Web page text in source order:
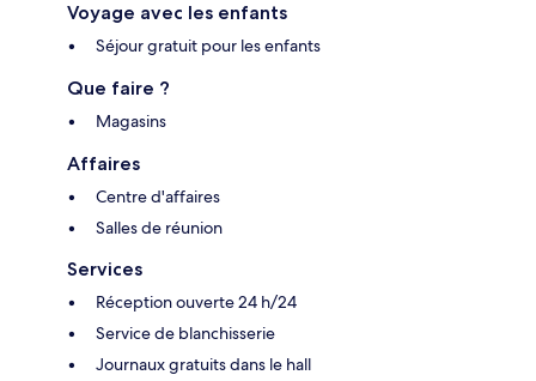
Voyage avec les enfants
Séjour gratuit pour les enfants
Que faire ?
Magasins
Affaires
Centre d'affaires
Salles de réunion
Services
Réception ouverte 24 h/24
Service de blanchisserie
Journaux gratuits dans le hall